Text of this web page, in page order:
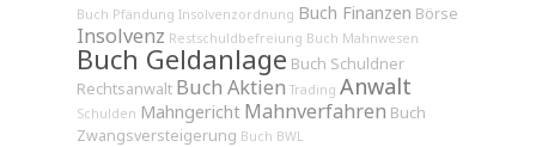
Buch Pfändung Insolvenzordnung Buch Finanzen Börse
Insolvenz Restschuldbefreiung Buch Mahnwesen
Buch Geldanlage Buch Schuldner
Rechtsanwalt Buch Aktien Trading Anwalt
Schulden Mahngericht Mahnverfahren Buch
Zwangsversteigerung Buch BWL